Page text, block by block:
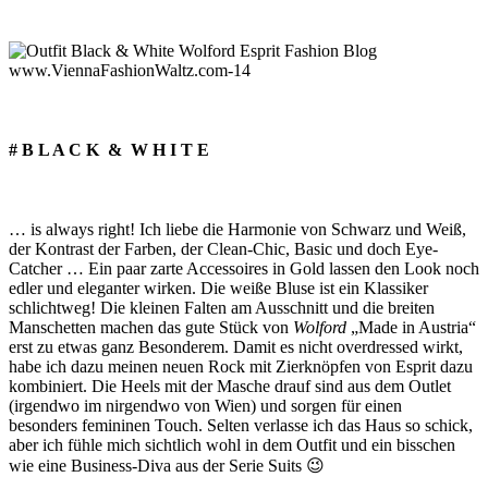
# B L A C K & W H I T E
… is always right! Ich liebe die Harmonie von Schwarz und Weiß,
der Kontrast der Farben, der Clean-Chic, Basic und doch Eye-
Catcher … Ein paar zarte Accessoires in Gold lassen den Look noch
edler und eleganter wirken. Die weiße Bluse ist ein Klassiker
schlichtweg! Die kleinen Falten am Ausschnitt und die breiten
Manschetten machen das gute Stück von Wolford „Made in Austria“
erst zu etwas ganz Besonderem. Damit es nicht overdressed wirkt,
habe ich dazu meinen neuen Rock mit Zierknöpfen von Esprit dazu
kombiniert. Die Heels mit der Masche drauf sind aus dem Outlet
(irgendwo im nirgendwo von Wien) und sorgen für einen
besonders femininen Touch. Selten verlasse ich das Haus so schick,
aber ich fühle mich sichtlich wohl in dem Outfit und ein bisschen
wie eine Business-Diva aus der Serie Suits 😉